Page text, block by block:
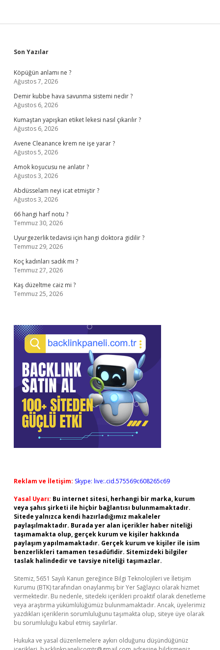
Sidebar
Son Yazılar
Köpüğün anlamı ne ?
Ağustos 7, 2026
Demir kubbe hava savunma sistemi nedir ?
Ağustos 6, 2026
Kumaştan yapışkan etiket lekesi nasıl çıkarılır ?
Ağustos 6, 2026
Avene Cleanance krem ne işe yarar ?
Ağustos 5, 2026
Amok koşucusu ne anlatır ?
Ağustos 3, 2026
Abdüsselam neyi icat etmiştir ?
Ağustos 3, 2026
66 hangi harf notu ?
Temmuz 30, 2026
Uyurgezerlik tedavisi için hangi doktora gidilir ?
Temmuz 29, 2026
Koç kadınları sadık mı ?
Temmuz 27, 2026
Kaş düzeltme caiz mi ?
Temmuz 25, 2026
Reklam ve İletişim: Skype: live:.cid.575569c608265c69
Yasal Uyarı: Bu internet sitesi, herhangi bir marka, kurum
veya şahıs şirketi ile hiçbir bağlantısı bulunmamaktadır.
Sitede yalnızca kendi hazırladığımız makaleler
paylaşılmaktadır. Burada yer alan içerikler haber niteliği
taşımamakta olup, gerçek kurum ve kişiler hakkında
paylaşım yapılmamaktadır. Gerçek kurum ve kişiler ile isim
benzerlikleri tamamen tesadüfidir. Sitemizdeki bilgiler
taslak halindedir ve tavsiye niteliği taşımazlar.
Sitemiz, 5651 Sayılı Kanun gereğince Bilgi Teknolojileri ve İletişim
Kurumu (BTK) tarafından onaylanmış bir Yer Sağlayıcı olarak hizmet
vermektedir. Bu nedenle, sitedeki içerikleri proaktif olarak denetleme
veya araştırma yükümlülüğümüz bulunmamaktadır. Ancak, üyelerimiz
yazdıkları içeriklerin sorumluluğunu taşımakta olup, siteye üye olarak
bu sorumluluğu kabul etmiş sayılırlar.
Hukuka ve yasal düzenlemelere aykırı olduğunu düşündüğünüz